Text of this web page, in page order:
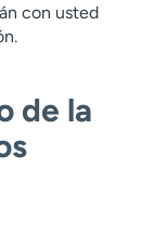
con usted
de la